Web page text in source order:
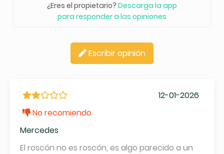
¿Eres el propietario? Descarga la app
para responder a las opiniones
Escribir opinión
12-01-2026
No recomiendo
Mercedes
El roscón no es roscón, es algo parecido a un